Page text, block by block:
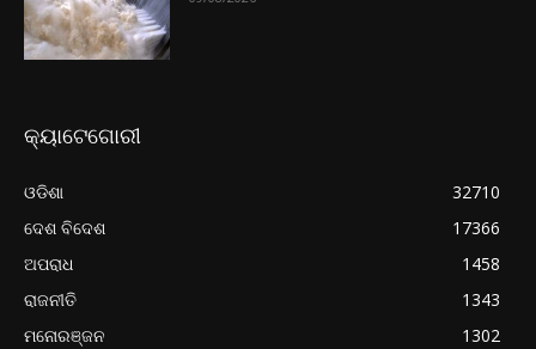
କ୍ୟାଟେଗୋରୀ
ଓଡିଶା
32710
ଦେଶ ବିଦେଶ
17366
ଅପରାଧ
1458
ରାଜନୀତି
1343
ମନୋରଞ୍ଜନ
1302